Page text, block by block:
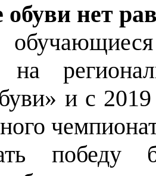
обуви нет
на
и с 2019
победу